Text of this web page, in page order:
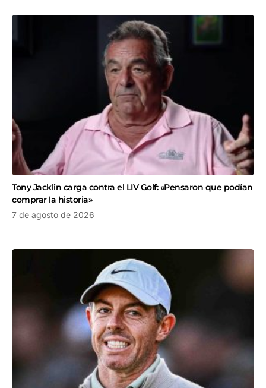
Tony Jacklin carga contra el LIV Golf: «Pensaron que podían
comprar la historia»
7 de agosto de 2026